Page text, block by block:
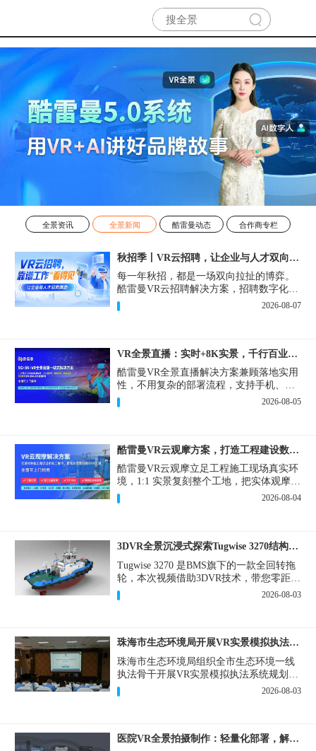
全景资讯 全景新闻 酷雷曼动态 合作商专栏
秋招季丨VR云招聘，让企业与人才双向奔赴！
每一年秋招，都是一场双向拉扯的博弈。
酷雷曼VR云招聘解决方案，招聘数字化的
实用工具，告别“信息博弈”，真正实现企
业与人才双向奔赴。
2026-08-07
VR全景直播：实时+8K实景，千行百业的数字化利器
酷雷曼VR全景直播解决方案兼顾落地实用
性，不用复杂的部署流程，支持手机、网
页多端访问，解决各行各业 “看得见、信
得过、降成本、提转化” 的实际难题。
2026-08-05
酷雷曼VR云观摩方案，打造工程建设数字化观摩新范式
酷雷曼VR云观摩立足工程施工现场真实环
境，1:1 实景复刻整个工地，把实体观摩会
完整搬到云端线上，兼顾线下实体观摩与
线上云观摩双重需求，为施工单位、建设
2026-08-04
3DVR全景沉浸式探索Tugwise 3270结构一览
Tugwise 3270 是BMS旗下的一款全回转拖
轮，本次视频借助3DVR技术，带您零距离
透视这艘拖轮的内外构造，沉浸式探索每
一处细节。
2026-08-03
珠海市生态环境局开展VR实景模拟执法专题培训
珠海市生态环境局组织全市生态环境一线
执法骨干开展VR实景模拟执法系统规划建
设和教学培训，持续推进科技赋能生态环
境执法，夯实队伍办案“基本功”。
2026-08-03
医院VR全景拍摄制作：轻量化部署，解决医患真实痛点